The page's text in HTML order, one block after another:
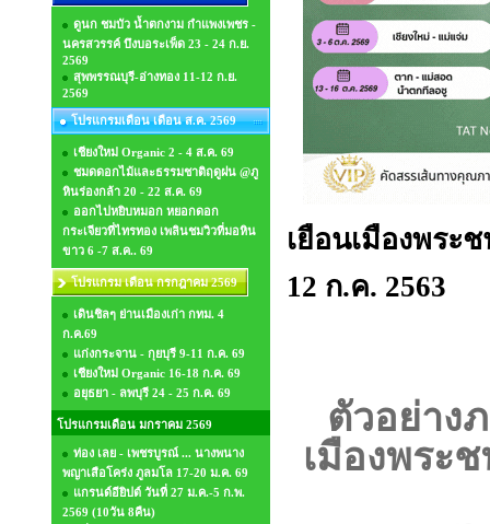
ดูนก ชมบัว น้ำตกงาม กำแพงเพชร -
นครสวรรค์ บึงบอระเพ็ด 23 - 24 ก.ย.
2569
สุพพรรณบุรี-อ่างทอง 11-12 ก.ย.
2569
โปรแกรมเดือน เดือน ส.ค. 2569
เชียงใหม่ Organic 2 - 4 ส.ค. 69
ชมดดอกไม้และธรรมชาติฤดูฝน @ภู
หินร่องกล้า 20 - 22 ส.ค. 69
ออกไปหยิบหมอก หยอกดอก
กระเจียวที่ไทรทอง เพลินชมวิวที่มอหิน
ขาว 6 -7 ส.ค.. 69
โปรแกรม เดือน กรกฎาคม 2569
เดินชิลๆ ย่านเมืองเก่า กทม. 4
ก.ค.69
แก่งกระจาน - กุยบุรี 9-11 ก.ค. 69
เชียงใหม่ Organic 16-18 ก.ค. 69
อยุธยา - ลพบุรี 24 - 25 ก.ค. 69
โปรแกรมเดือน มกราคม 2569
ท่อง เลย - เพชรบูรณ์ ... นางพนาง
พญาเสือโคร่ง ภูลมโล 17-20 ม.ค. 69
แกรนด์อียิปต์ วันที่ 27 ม.ค.-5 ก.พ.
2569 (10วัน 8คืน)
เยือนเมืองพระ
12 ก.ค. 2563
ตัวอย่าง
เมืองพระ